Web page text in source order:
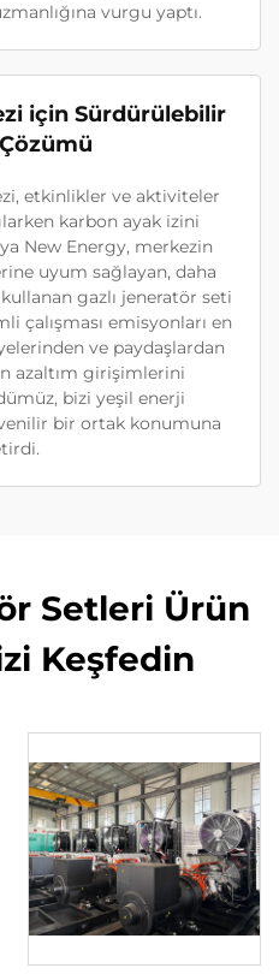
vurgu yaptı.
için Sürdürülebilir
etkinlikler ve aktiviteler
karbon ayak izini
New Energy, merkezin
uyum sağlayan, daha
gazlı jeneratör seti
çalışması emisyonları en
ve paydaşlardan
azaltım girişimlerini
bizi yeşil enerji
bir ortak konumuna
Setleri Ürün
Keşfedin